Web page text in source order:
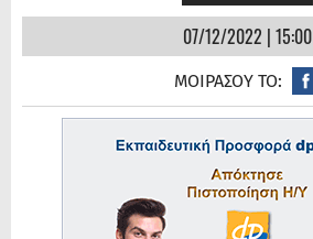
07/12/2022 | 15:00
ΜΟΙΡΑΣΟΥ ΤΟ: